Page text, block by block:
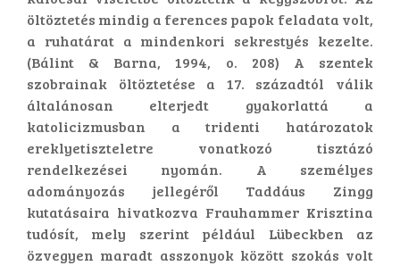
öltöztetés mindig a ferences papok feladata volt,
a ruhatárat a mindenkori sekrestyés kezelte.
(Bálint & Barna, 1994, o. 208) A szentek
szobrainak öltöztetése a 17. századtól válik
általánosan elterjedt gyakorlattá a
katolicizmusban a tridenti határozatok
ereklyetiszteletre vonatkozó tisztázó
rendelkezései nyomán. A személyes
adományozás jellegéről Taddáus Zingg
kutatásaira hivatkozva Frauhammer Krisztina
tudósít, mely szerint például Lübeckben az
özvegyen maradt asszonyok között szokás volt